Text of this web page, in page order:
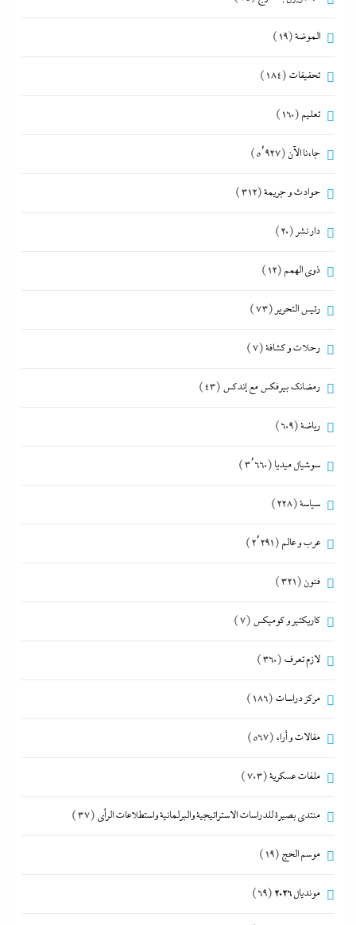
الموضة(19)
تحقيقات (184)
تعليم (160)
جاءنا الآن (5٬927)
حوادث و جريمة(312)
دار نشر (20)
ذوى الهمم (12)
رئيس التحرير (73)
رحلات و كشافة(7)
رمضانك بيرفكس مع إندكس (43)
رياضة(609)
سوشيال ميديا (3٬660)
سياسة(228)
عرب و عالم (2٬291)
فنون (321)
كاريكتير و كوميكس (7)
لازم تعرف (360)
مركز دراسات (186)
مقالات و أراء (567)
ملفات عسكرية(703)
منتدى بصيرة للدراسات الاستراتيجية والبرلمانية واستطلاعات الرأى (37)
موسم الحج (19)
مونديال 2026 (69)